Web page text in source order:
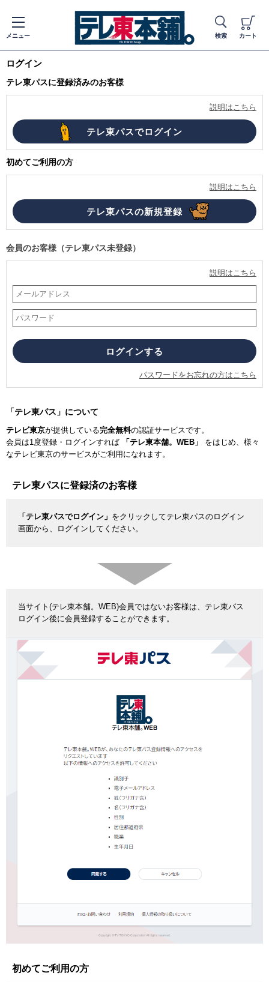
メニュー 検索 カート
ログイン
テレ東パスに登録済みのお客様
説明はこちら
初めてご利用の方
説明はこちら
会員のお客様（テレ東パス未登録）
説明はこちら
パスワードをお忘れの方はこちら
「テレ東パス」について
テレビ東京が提供している完全無料の認証サービスです。
会員は1度登録・ログインすれば
「テレ東本舗。WEB」 をはじめ、様々
なテレビ東京のサービスがご利用になれます。
テレ東パスに登録済のお客様
「テレ東パスでログイン」 をクリックしてテレ東パスのログイン
画面から、ログインしてください。
当サイト(テレ東本舗。WEB)会員ではないお客様は、テレ東パス
ログイン後に会員登録することができます。
初めてご利用の方